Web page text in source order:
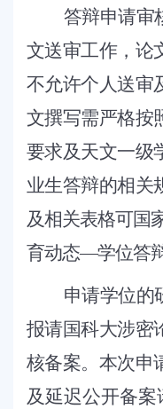
答辩申请审
文送审工作，论
不允许个人送审
文撰写需严格按
要求及天文一级
业生答辩的相关
及相关表格可国
育动态—学位答辩
申请学位的
报请国科大涉密
核备案。本次申
及延迟公开备案